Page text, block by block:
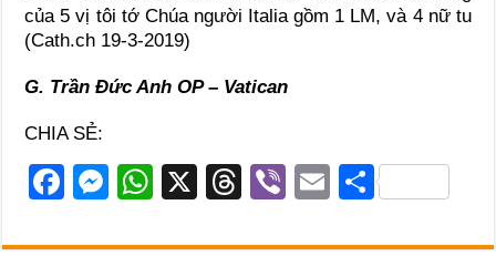
của 5 vị tôi tớ Chúa người Italia gồm 1 LM, và 4 nữ tu
(Cath.ch 19-3-2019)
G. Trần Đức Anh OP – Vatican
CHIA SẺ:
F
M
W
X
T
Vi
E S